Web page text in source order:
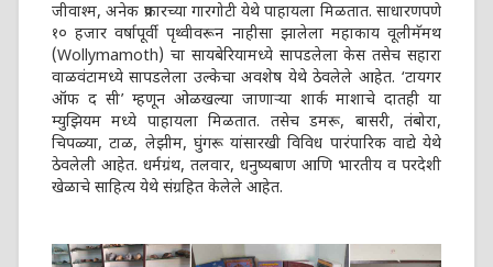
जीवाश्म, अनेक प्रकारच्या गारगोटी येथे पाहायला मिळतात. साधारणपणे
१० हजार वर्षापूर्वी पृथ्वीवरून नाहीसा झालेला महाकाय वूलीमॅमथ
(Wollymamoth) चा सायबेरियामध्ये सापडलेला केस तसेच सहारा
वाळवंटामध्ये सापडलेला उल्केचा अवशेष येथे ठेवलेले आहेत. ‘टायगर
ऑफ द सी’ म्हणून ओळखल्या जाणाऱ्या शार्क माशाचे दातही या
म्युझियम मध्ये पाहायला मिळतात. तसेच डमरू, बासरी, तंबोरा,
चिपळ्या, टाळ, लेझीम, घुंगरू यांसारखी विविध पारंपारिक वाद्ये येथे
ठेवलेली आहेत. धर्मग्रंथ, तलवार, धनुष्यबाण आणि भारतीय व परदेशी
खेळाचे साहित्य येथे संग्रहित केलेले आहेत.